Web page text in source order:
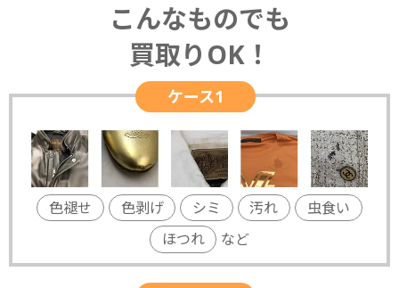
こんなものでも
買取りOK！
ケース1
色褪せ 色剥げ シミ 汚れ
虫食い
ほつれ
など